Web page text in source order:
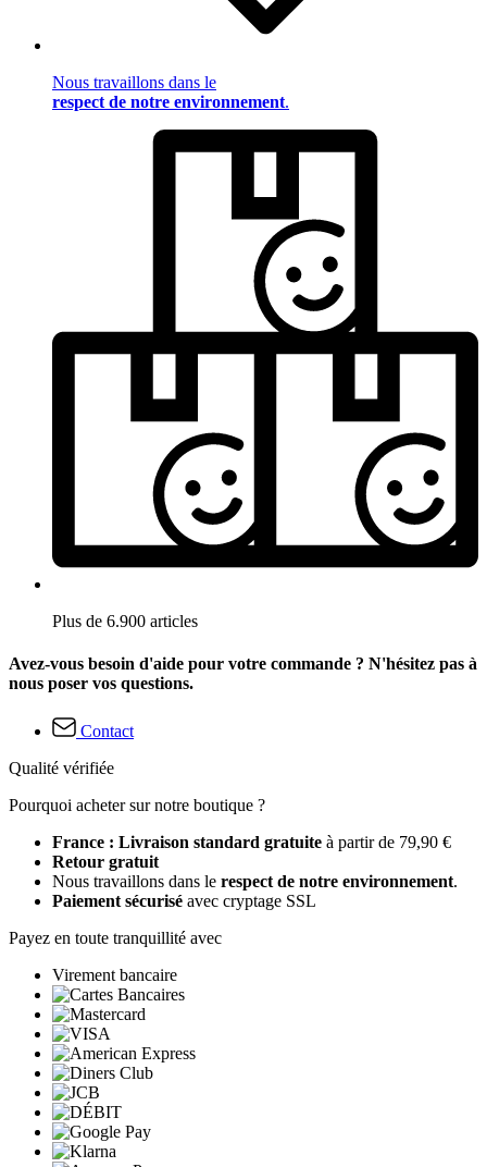
Nous travaillons dans le
respect de notre environnement.
Plus de 6.900 articles
Avez-vous besoin d'aide pour votre commande ? N'hésitez pas à
nous poser vos questions.
Contact
Qualité vérifiée
Pourquoi acheter sur notre boutique ?
France : Livraison standard gratuite à partir de 79,90 €
Retour gratuit
Nous travaillons dans le respect de notre environnement.
Paiement sécurisé avec cryptage SSL
Payez en toute tranquillité avec
Virement bancaire